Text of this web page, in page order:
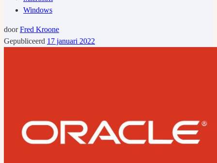
Windows
doorFred Kroone
Gepubliceerd 17 januari 2022